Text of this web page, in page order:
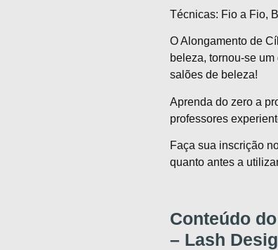
Técnicas: Fio a Fio,
O Alongamento de
beleza, tornou-se
salões de beleza!
Aprenda do zero a
professores
Faça sua inscrição
quanto antes a
Conteúdo
– Lash